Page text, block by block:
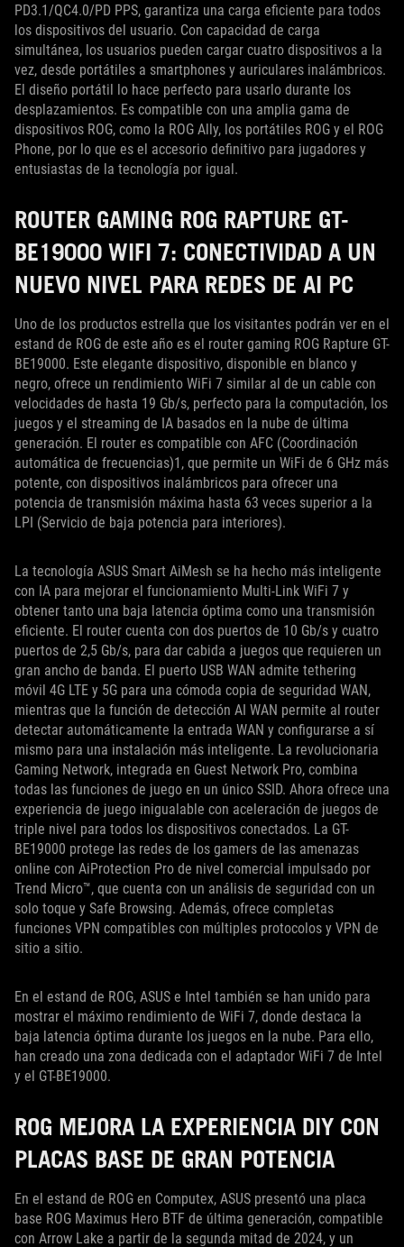
PD3.1/QC4.0/PD PPS, garantiza una carga eficiente para todos
los dispositivos del usuario. Con capacidad de carga
simultánea, los usuarios pueden cargar cuatro dispositivos a la
vez, desde portátiles a smartphones y auriculares inalámbricos.
El diseño portátil lo hace perfecto para usarlo durante los
desplazamientos. Es compatible con una amplia gama de
dispositivos ROG, como la ROG Ally, los portátiles ROG y el ROG
Phone, por lo que es el accesorio definitivo para jugadores y
entusiastas de la tecnología por igual.
ROUTER GAMING ROG RAPTURE GT-
BE19000 WIFI 7: CONECTIVIDAD A UN
NUEVO NIVEL PARA REDES DE AI PC
Uno de los productos estrella que los visitantes podrán ver en el
estand de ROG de este año es el router gaming ROG Rapture GT-
BE19000. Este elegante dispositivo, disponible en blanco y
negro, ofrece un rendimiento WiFi 7 similar al de un cable con
velocidades de hasta 19 Gb/s, perfecto para la computación, los
juegos y el streaming de IA basados en la nube de última
generación. El router es compatible con AFC (Coordinación
automática de frecuencias)1, que permite un WiFi de 6 GHz más
potente, con dispositivos inalámbricos para ofrecer una
potencia de transmisión máxima hasta 63 veces superior a la
LPI (Servicio de baja potencia para interiores).
La tecnología ASUS Smart AiMesh se ha hecho más inteligente
con IA para mejorar el funcionamiento Multi-Link WiFi 7 y
obtener tanto una baja latencia óptima como una transmisión
eficiente. El router cuenta con dos puertos de 10 Gb/s y cuatro
puertos de 2,5 Gb/s, para dar cabida a juegos que requieren un
gran ancho de banda. El puerto USB WAN admite tethering
móvil 4G LTE y 5G para una cómoda copia de seguridad WAN,
mientras que la función de detección AI WAN permite al router
detectar automáticamente la entrada WAN y configurarse a sí
mismo para una instalación más inteligente. La revolucionaria
Gaming Network, integrada en Guest Network Pro, combina
todas las funciones de juego en un único SSID. Ahora ofrece una
experiencia de juego inigualable con aceleración de juegos de
triple nivel para todos los dispositivos conectados. La GT-
BE19000 protege las redes de los gamers de las amenazas
online con AiProtection Pro de nivel comercial impulsado por
Trend Micro™, que cuenta con un análisis de seguridad con un
solo toque y Safe Browsing. Además, ofrece completas
funciones VPN compatibles con múltiples protocolos y VPN de
sitio a sitio.
En el estand de ROG, ASUS e Intel también se han unido para
mostrar el máximo rendimiento de WiFi 7, donde destaca la
baja latencia óptima durante los juegos en la nube. Para ello,
han creado una zona dedicada con el adaptador WiFi 7 de Intel
y el GT-BE19000.
ROG MEJORA LA EXPERIENCIA DIY CON
PLACAS BASE DE GRAN POTENCIA
En el estand de ROG en Computex, ASUS presentó una placa
base ROG Maximus Hero BTF de última generación, compatible
con Arrow Lake a partir de la segunda mitad de 2024, y un